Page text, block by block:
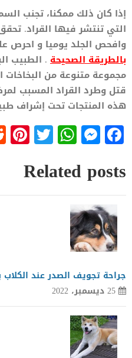
إذا كان ذلك ممكنا، تجنب
التي تنتشر فيها القراد.
وافحص الجلد يوميا و احرص
بالطريقة الصحيحة . الطبيب
مجموعة متنوعة من
قتل وطرد القراد المسبب
هذه المنتجات تحت إشراف
Facebook
Messenger
Related posts
جراحة تجويف الصدر عند الكلاب
25 ديسمبر، 2022